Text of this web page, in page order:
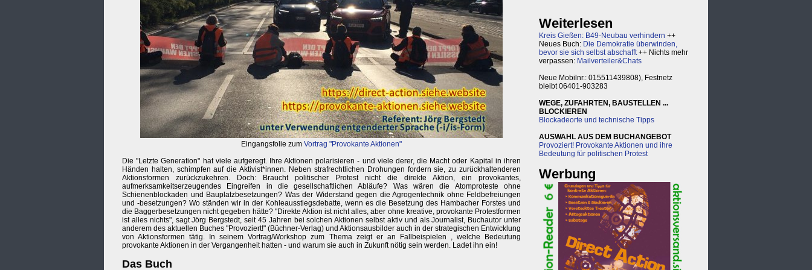
Eingangsfolie zum Vortrag "Provokante Aktionen"
Die "Letzte Generation" hat viele aufgeregt. Ihre Aktionen polarisieren - und viele derer, die Macht oder Kapital in ihren
Händen halten, schimpfen auf die Aktivist*innen. Neben strafrechtlichen Drohungen fordern sie, zu zurückhaltenderen
Aktionsformen zurückzukehren. Doch: Braucht politischer Protest nicht die direkte Aktion, ein provokantes,
aufmerksamkeitserzeugendes Eingreifen in die gesellschaftlichen Abläufe? Was wären die Atomproteste ohne
Schienenblockaden und Bauplatzbesetzungen? Was der Widerstand gegen die Agrogentechnik ohne Feldbefreiungen
und -besetzungen? Wo ständen wir in der Kohleausstiegsdebatte, wenn es die Besetzung des Hambacher Forstes und
die Baggerbesetzungen nicht gegeben hätte? "Direkte Aktion ist nicht alles, aber ohne kreative, provokante Protestformen
ist alles nichts", sagt Jörg Bergstedt, seit 45 Jahren bei solchen Aktionen selbst aktiv und als Journalist, Buchautor unter
anderem des aktuellen Buches "Provoziert!" (Büchner-Verlag) und Aktionsausbilder auch in der strategischen Entwicklung
von Aktionsformen tätig. In seinem Vortrag/Workshop zum Thema zeigt er an Fallbeispielen , welche Bedeutung
provokante Aktionen in der Vergangenheit hatten - und warum sie auch in Zukunft nötig sein werden. Ladet ihn ein!
Das Buch
Weiterlesen
Kreis Gießen: B49-Neubau verhindern ++
Neues Buch: Die Demokratie überwinden,
bevor sie sich selbst abschafft++ Nichts mehr
verpassen: Mailverteiler&Chats
Neue Mobilnr.: 015511439808), Festnetz
bleibt 06401-903283
WEGE, ZUFAHRTEN, BAUSTELLEN ...
BLOCKIEREN
Blockadeorte und technische Tipps
AUSWAHL AUS DEM BUCHANGEBOT
Provoziert! Provokante Aktionen und ihre
Bedeutung für politischen Protest
Werbung